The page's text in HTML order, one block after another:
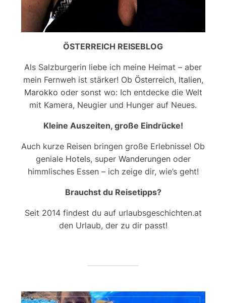
ÖSTERREICH REISEBLOG
Als Salzburgerin liebe ich meine Heimat – aber
mein Fernweh ist stärker! Ob Österreich, Italien,
Marokko oder sonst wo: Ich entdecke die Welt
mit Kamera, Neugier und Hunger auf Neues.
Kleine Auszeiten, große Eindrücke!
Auch kurze Reisen bringen große Erlebnisse! Ob
geniale Hotels, super Wanderungenoder
himmlisches Essen – ich zeige dir, wie’s geht!
Brauchst du Reisetipps?
Seit 2014 findest du auf urlaubsgeschichten.at
den Urlaub, der zu dir passt!